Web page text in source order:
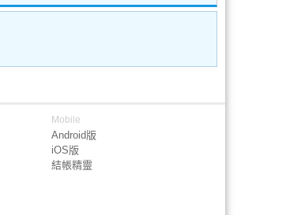
Mobile
Android版
iOS版
結帳精靈